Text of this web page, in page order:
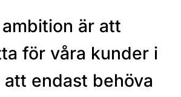
är att
för våra kunder i
endast behöva